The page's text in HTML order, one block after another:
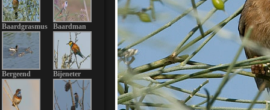
Baardgrasmus Baardman
Bergeend Bijeneter